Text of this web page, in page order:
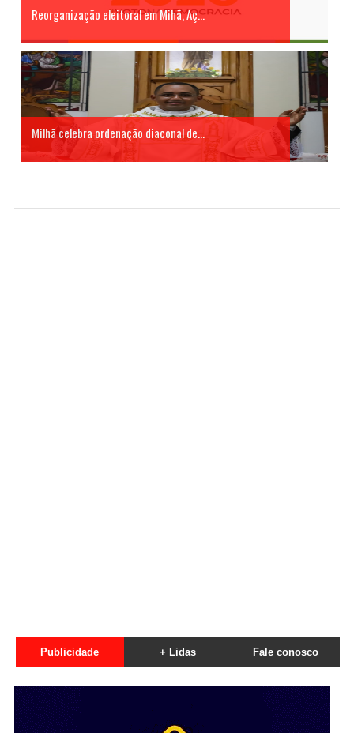
Reorganização eleitoral em Mihã, Aç...
Milhã celebra ordenação diaconal de...
Publicidade + Lidas Fale conosco